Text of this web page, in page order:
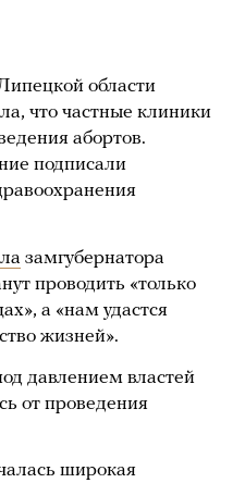
области
что частные клиники
абортов.
подписали
замгубернатора
проводить «только
а «нам удастся
жизней».
давлением властей
от проведения
широкая